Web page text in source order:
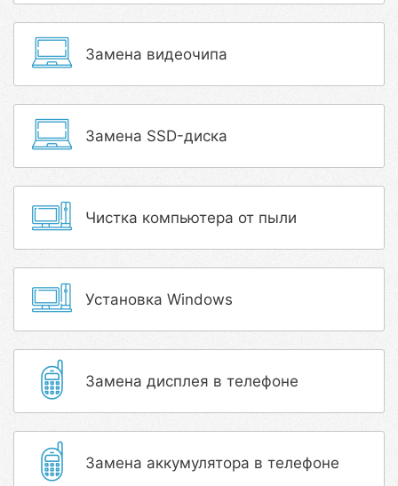
Замена видеочипа
Замена SSD-диска
Чистка компьютера от пыли
Установка Windows
Замена дисплея в телефоне
Замена аккумулятора в телефоне